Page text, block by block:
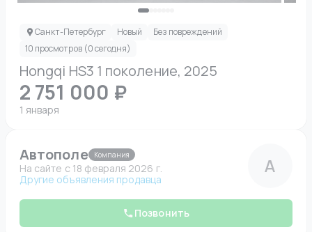
Hongqi HS3 1 поколение, 2025
2 751 000 ₽
1 января
Санкт-Петербург Новый
Без повреждений
10 просмотров (0 сегодня)
Автополе Компания
На сайте c 18 февраля 2026 г.
Другие объявления продавца
А
Позвонить